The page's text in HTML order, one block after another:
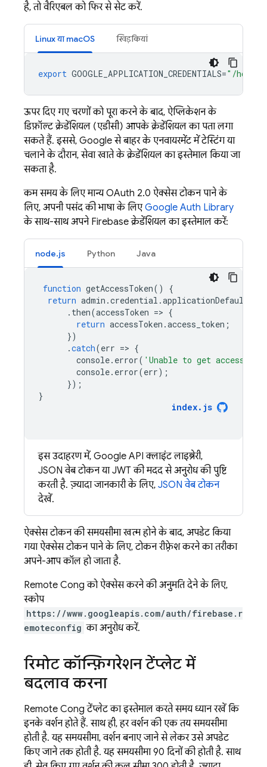
है, तो वैरिएबल को फिर से सेट करें.
Linux या macOS खिड़कियां
export GOOGLE_APPLICATION_CREDENTIALS="/home/
ऊपर दिए गए चरणों को पूरा करने के बाद, ऐप्लिकेशन के
डिफ़ॉल्ट क्रेडेंशियल (एडीसी) आपके क्रेडेंशियल का पता लगा
सकते हैं. इससे, Google से बाहर के एनवायरमेंट में टेस्टिंग या
चलाने के दौरान, सेवा खाते के क्रेडेंशियल का इस्तेमाल किया जा
सकता है.
कम समय के लिए मान्य OAuth 2.0 ऐक्सेस टोकन पाने के
लिए, अपनी पसंद की भाषा के लिएGoogle Auth Library
के साथ-साथ अपने Firebase क्रेडेंशियल का इस्तेमाल करें:
node.js Python Java
function getAccessToken()
{
return admin .credential .applicationDefault
. then(accessToken => {
return accessToken .access_token ;
})
.catch(err => {
console. error( 'Unable to get access
console. error(err);
});
}
index. js
इस उदाहरण में, Google API क्लाइंट लाइब्रेरी,
JSON वेब टोकन या JWT की मदद से अनुरोध की पुष्टि
करती है. ज़्यादा जानकारी के लिए, JSON वेब टोकन
देखें.
ऐक्सेस टोकन की समयसीमा खत्म होने के बाद, अपडेट किया
गया ऐक्सेस टोकन पाने के लिए, टोकन रीफ़्रेश करने का तरीका
अपने-आप कॉल हो जाता है.
Remote Config को ऐक्सेस करने की अनुमति देने के लिए,
स्कोप
https://www.googleapis.com/auth/firebase.r
emoteconfig का अनुरोध करें.
रिमोट कॉन्फ़िगरेशन टेंप्लेट में
बदलाव करना
Remote Config टेंप्लेट का इस्तेमाल करते समय ध्यान रखें कि
इनके वर्शन होते हैं. साथ ही, हर वर्शन की एक तय समयसीमा
होती है. यह समयसीमा, वर्शन बनाए जाने से लेकर उसे अपडेट
किए जाने तक होती है. यह समयसीमा 90 दिनों की होती है. साथ